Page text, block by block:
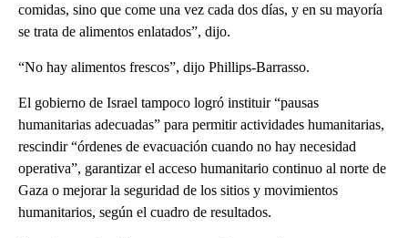
comidas, sino que come una vez cada dos días, y en su mayoría
se trata de alimentos enlatados”, dijo.
“No hay alimentos frescos”, dijo Phillips-Barrasso.
El gobierno de Israel tampoco logró instituir “pausas
humanitarias adecuadas” para permitir actividades humanitarias,
rescindir “órdenes de evacuación cuando no hay necesidad
operativa”, garantizar el acceso humanitario continuo al norte de
Gaza o mejorar la seguridad de los sitios y movimientos
humanitarios, según el cuadro de resultados.